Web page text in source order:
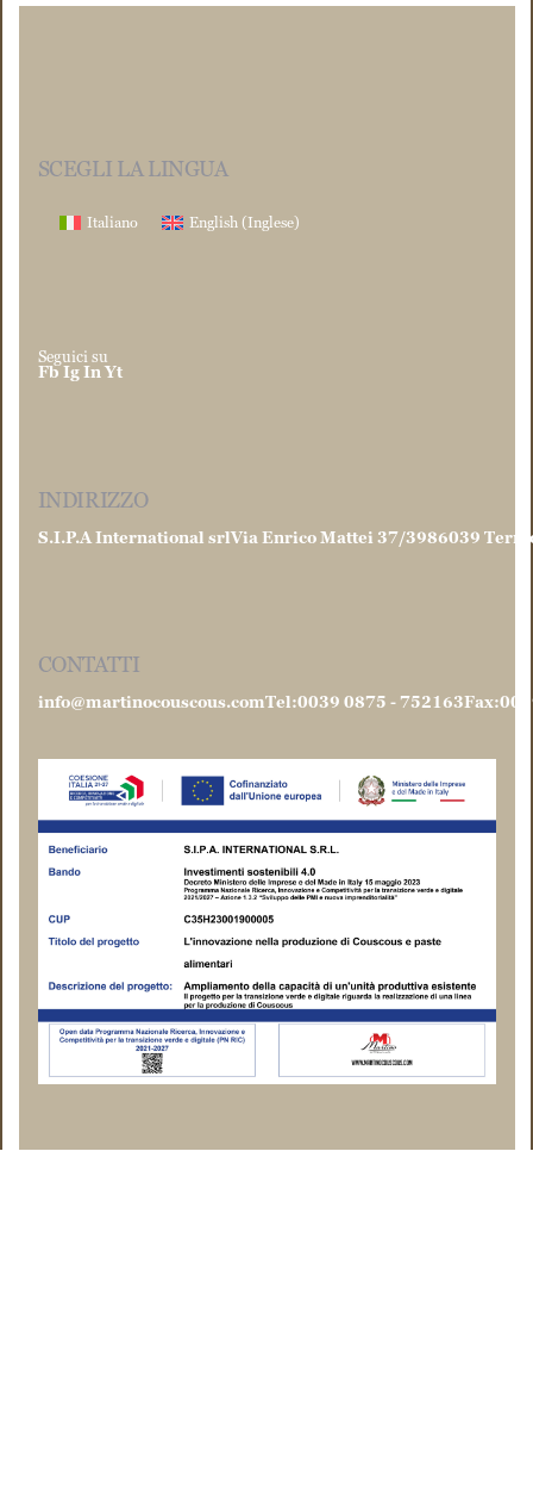
SCEGLI LA LINGUA
Italiano English(Inglese)
Seguici su
Fb Ig In Yt
INDIRIZZO
S.I.P.A International srlVia Enrico Mattei 37/3986039
CONTATTI
info@martinocouscous.comTel:0039 0875 - 752163